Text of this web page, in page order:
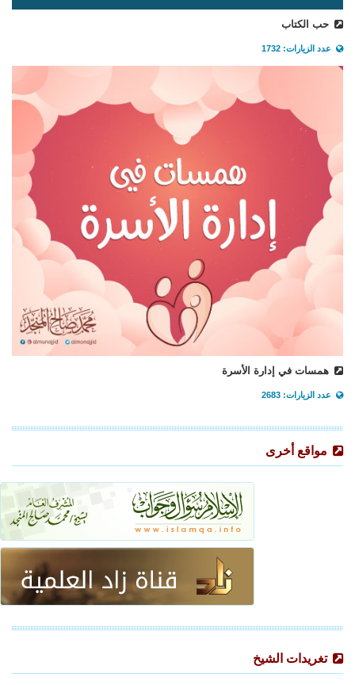
حب الكتاب
عدد الزيارات: 1732
همسات في إدارة الأسرة
عدد الزيارات: 2683
مواقع أخرى
تغريدات الشيخ